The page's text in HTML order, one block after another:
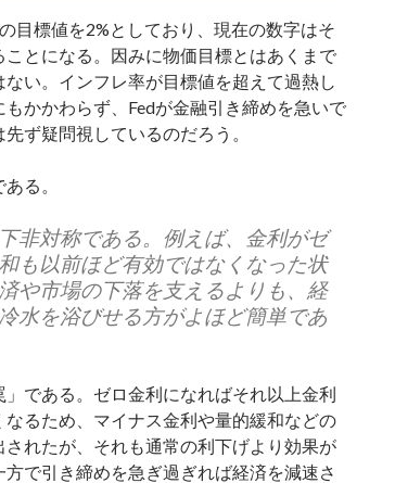
目標値を2%としており、現在の数字はそ
とになる。因みに物価目標とはあくまで
い。インフレ率が目標値を超えて過熱し
かかわらず、Fedが金融引き締めを急いで
ず疑問視しているのだろう。
る。
非対称である。例えば、金利がゼ
も以前ほど有効ではなくなった状
や市場の下落を支えるよりも、経
水を浴びせる方がよほど簡単であ
である。ゼロ金利になればそれ以上金利
なるため、マイナス金利や量的緩和などの
れたが、それも通常の利下げより効果が
で引き締めを急ぎ過ぎれば経済を減速さ